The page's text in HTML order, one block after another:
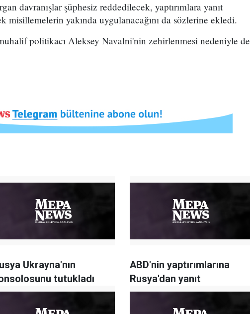
davranışlar şüphesiz reddedilecek, yaptırımlara yanıt
misillemelerin yakında uygulanacağını da sözlerine ekledi.
politikacı Aleksey Navalni'nin zehirlenmesi nedeniyle de
Ukrayna'nın
tutukladı
ABD'nin yaptırımlarına
Rusya'dan yanıt